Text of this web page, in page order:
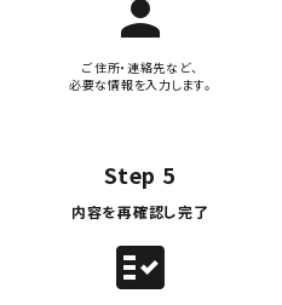
person
ご住所・連絡先など、
必要な情報を入力します。
Step 5
内容を再確認し完了
fact_check